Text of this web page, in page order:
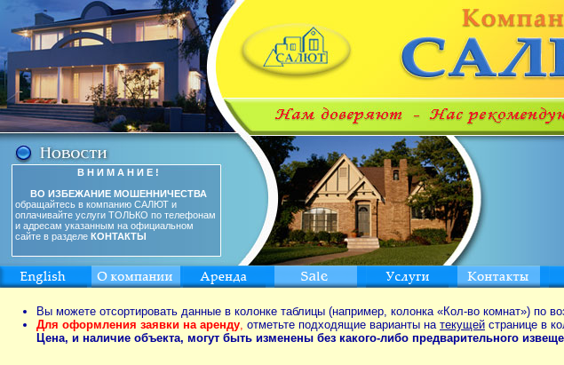
В Н И М А Н И Е !
ВО ИЗБЕЖАНИЕ МОШЕННИЧЕСТВА
обращайтесь в компанию САЛЮТ и
оплачивайте услуги ТОЛЬКО по телефонам
и адресам указанным на официальном
сайте в разделе КОНТАКТЫ
Вы можете отсортировать данные в колонке таблицы (например, колонка «Кол-во комнат») по
Для оформления заявки на аренду, отметьте подходящие варианты на текущей странице в
Цена, и наличие объекта, могут быть изменены без какого-либо предварительного